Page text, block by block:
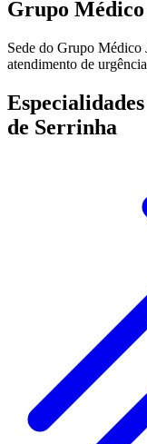
Grupo
Sede do Grupo Médico
atendimento de
de Serrinha